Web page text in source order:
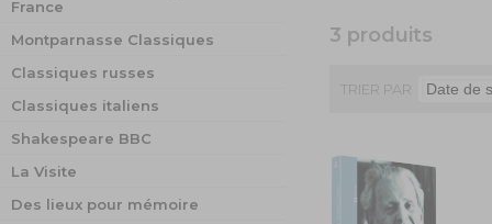
France
Montparnasse Classiques
Classiques russes
Classiques italiens
Shakespeare BBC
La Visite
Des lieux pour mémoire
3 produits
TRIER PAR